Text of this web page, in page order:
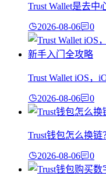
Trust Wallet是去
2026-08-06 0
Trust Wallet iOS，
2026-08-06 0
Trust钱包怎么换
2026-08-06 0